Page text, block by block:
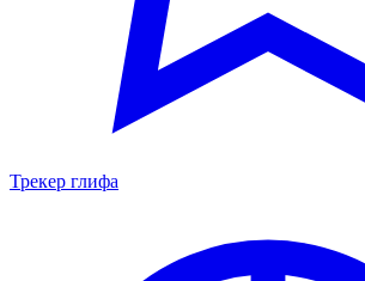
Трекер глифа